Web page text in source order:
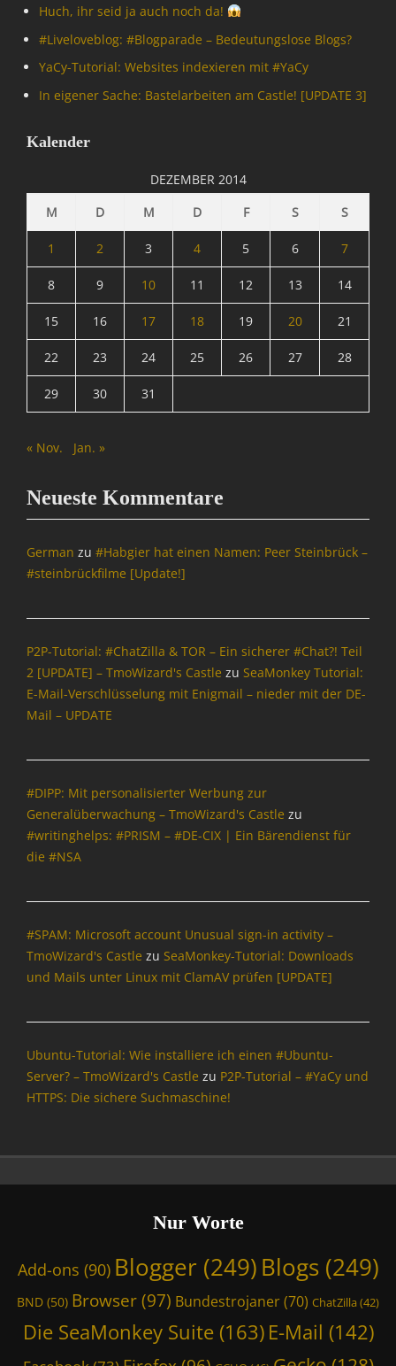
Huch, ihr seid ja auch noch da!
#Livelove­blog: #Blogparade – Bedeutungslose Blogs?
YaCy-Tutorial: Websites indexieren mit #YaCy
In eigener Sache: Bastelarbeiten am Castle! [UPDATE 3]
Kalender
DEZEMBER 2014
M
D M D F S S
1 2 3 4 5 6 7
8 9 10 11 12 13 14
15 16 17 18 19 20 21
22 23 24 25 26 27 28
29 30 31
« Nov. Jan. »
Neueste Kommentare
German zu #Habgier hat einen Namen: Peer Steinbrück –
#steinbrückfilme [Update!]
P2P-Tutorial: #ChatZilla & TOR – Ein sicherer #Chat?! Teil
2 [UPDATE] – TmoWizard's Castle zu SeaMonkey Tutorial:
E-Mail-Verschlüsselung mit Enigmail – nieder mit der DE-
Mail – UPDATE
#DIPP: Mit personalisierter Werbung zur
Generalüberwachung – TmoWizard's Castle zu
#writinghelps: #PRISM – #DE-CIX | Ein Bärendienst für
die #NSA
#SPAM: Microsoft account Unusual sign-in activity –
TmoWizard's Castle zu SeaMonkey-Tutorial: Downloads
und Mails unter Linux mit ClamAV prüfen [UPDATE]
Ubuntu-Tutorial: Wie installiere ich einen #Ubuntu-
Server? – TmoWizard's Castle zu P2P-Tutorial – #YaCy und
HTTPS: Die sichere Suchmaschine!
Nur Worte
Add-ons (90) Blogger (249) Blogs(249)
BND (50) Browser (97) Bundestrojaner(70) ChatZilla(42)
Die SeaMonkey Suite(163) E-Mail (142)